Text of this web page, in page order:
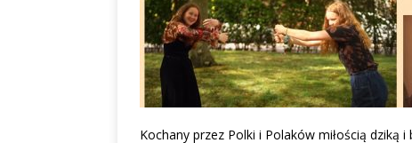
Kochany przez Polki i Polaków miłością dziką